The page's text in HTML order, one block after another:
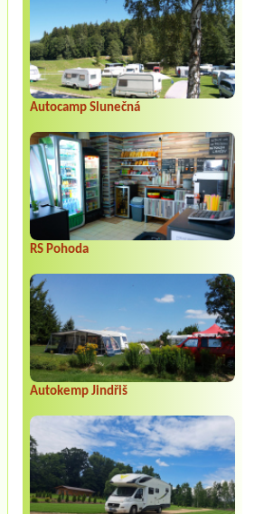
Autocamp Slunečná
RS Pohoda
Autokemp Jindřiš